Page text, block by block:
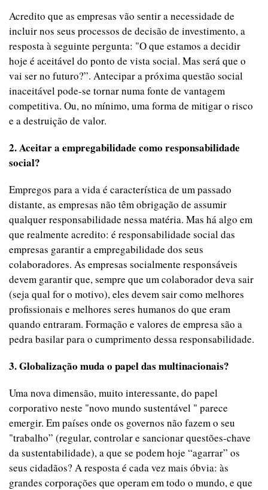
Acredito que as empresas vão sentir a necessidade de
incluir nos seus processos de decisão de investimento, a
resposta à seguinte pergunta: "O que estamos a decidir
hoje é aceitável do ponto de vista social. Mas será que o
vai ser no futuro?”. Antecipar a próxima questão social
inaceitável pode-se tornar numa fonte de vantagem
competitiva. Ou, no mínimo, uma forma de mitigar o risco
e a destruição de valor.
2. Aceitar a empregabilidade como responsabilidade
social?
Empregos para a vida é característica de um passado
distante, as empresas não têm obrigação de assumir
qualquer responsabilidade nessa matéria. Mas há algo em
que realmente acredito: é responsabilidade social das
empresas garantir a empregabilidade dos seus
colaboradores. As empresas socialmente responsáveis
devem garantir que, sempre que um colaborador deva sair
(seja qual for o motivo), eles devem sair como melhores
profissionais e melhores seres humanos do que eram
quando entraram. Formação e valores de empresa são a
pedra basilar para o cumprimento dessa responsabilidade.
3. Globalização muda o papel das multinacionais?
Uma nova dimensão, muito interessante, do papel
corporativo neste "novo mundo sustentável " parece
emergir. Em países onde os governos não fazem o seu
"trabalho” (regular, controlar e sancionar questões-chave
da sustentabilidade), a que se podem hoje “agarrar” os
seus cidadãos? A resposta é cada vez mais óbvia: às
grandes corporações que operam em todo o mundo, e que